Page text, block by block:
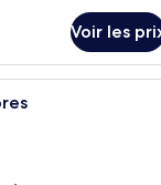
Voir les
à expresso, grand